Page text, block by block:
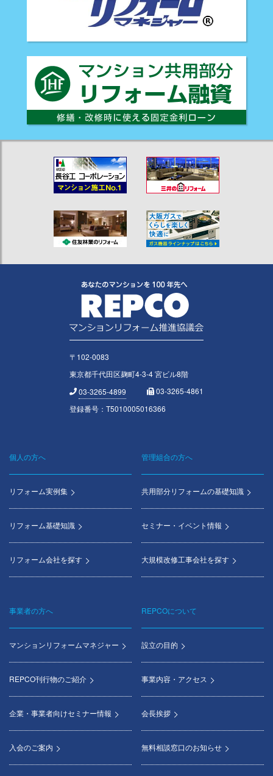
〒102-0083
東京都千代田区麹町4-3-4 宮ビル8階
03-3265-4899
03-3265-4861
登録番号：T5010005016366
Footer
menu
個人の方へ
リフォーム実例集
リフォーム基礎知識
リフォーム会社を探す
管理組合の方へ
共用部分リフォームの基礎知識
セミナー・イベント情報
大規模改修工事会社を探す
事業者の方へ
マンションリフォームマネジャー
REPCO刊行物のご紹介
企業・事業者向けセミナー情報
入会のご案内
REPCOについて
設立の目的
事業内容・アクセス
会長挨拶
無料相談窓口のお知らせ